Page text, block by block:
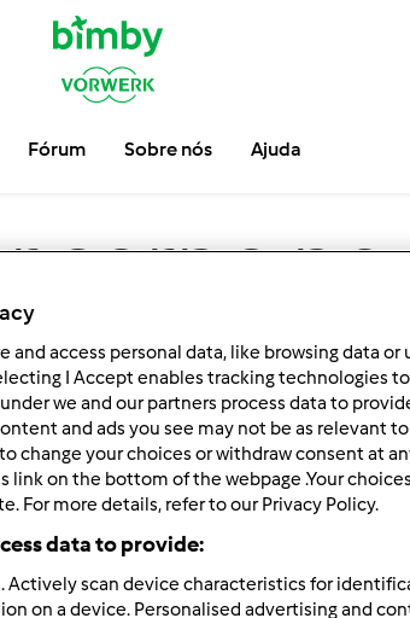
Fórum Sobre nós Ajuda
carne
Resultados por página:
10
and access personal data, like browsing data or
I Accept enables tracking technologies to
we and our partners process data to
and ads you see may not be as relevant
change your choices or withdraw consent at
link on the bottom of the webpage .Your choices
For more details, refer to our Privacy Policy.
data to provide:
Actively scan device characteristics for
on a device. Personalised advertising and